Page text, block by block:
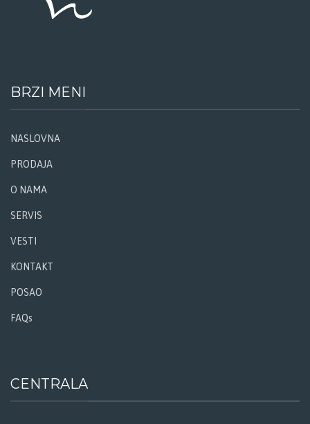
BRZI MENI
NASLOVNA
PRODAJA
O NAMA
SERVIS
VESTI
KONTAKT
POSAO
FAQs
CENTRALA